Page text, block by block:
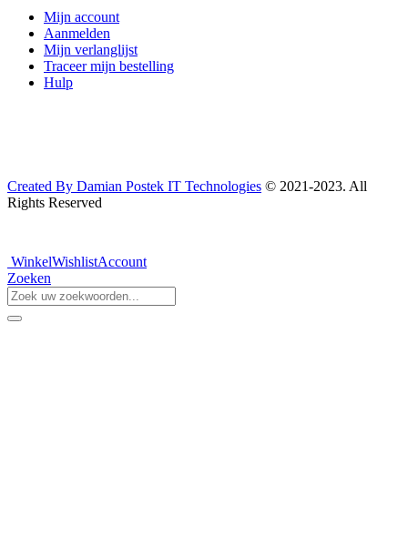
Mijn account
Aanmelden
Mijn verlanglijst
Traceer mijn bestelling
Hulp
Created By Damian Postek IT Technologies © 2021-2023. All
Rights Reserved
WinkelWishlistAccount
Zoeken